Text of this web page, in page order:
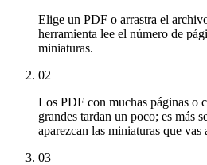
Elige un PDF o arrastra el
herramienta lee el número de
miniaturas.
02
Los PDF con muchas páginas o
grandes tardan un poco; es más
aparezcan las miniaturas que vas
03